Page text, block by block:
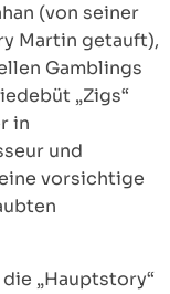
(von seiner
Martin getauft),
Gamblings
„Zigs“
in
und
vorsichtige
„Hauptstory“